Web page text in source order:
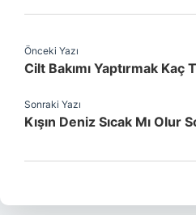
Önceki Yazı
Cilt Bakımı Yaptırmak Kaç
Sonraki Yazı
Kışın Deniz Sıcak Mı Olur